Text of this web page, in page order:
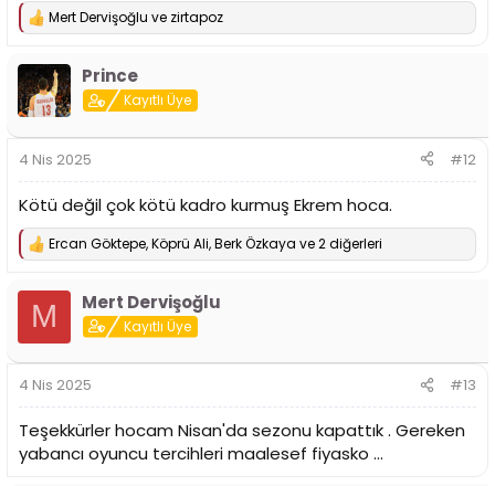
T
p
k
i
l
:
Mert Dervişoğlu ve zirtapoz
Prince
Kayıtlı Üye
4 Nis 2025 #12
Kötü değil çok kötü kadro kurmuş Ekrem hoca.
T
:
Ercan Göktepe,Köprü Ali,Berk Özkaya ve 2 diğerleri
M Mert Dervişoğlu
Kayıtlı Üye
4 Nis 2025 #13
Teşekkürler hocam Nisan'da sezonu kapattık . Gereken
yabancı oyuncu tercihleri maalesef fiyasko ...